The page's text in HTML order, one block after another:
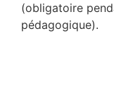
(obligatoire
pédagogique).